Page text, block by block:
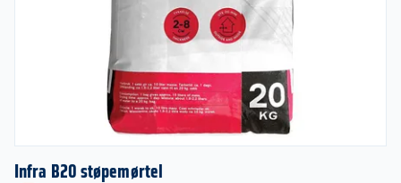
Infra B20 støpemørtel